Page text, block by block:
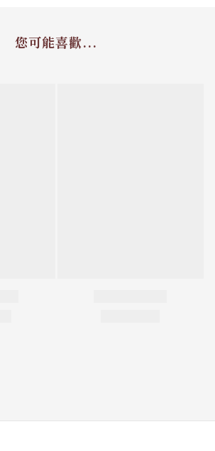
您可能喜歡...